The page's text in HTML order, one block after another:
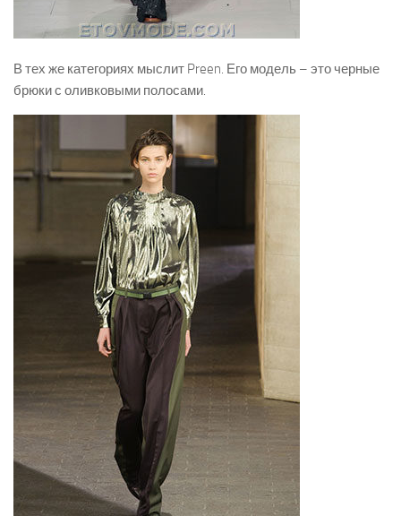
В тех же категориях мыслит Preen. Его модель – это черные
брюки с оливковыми полосами.